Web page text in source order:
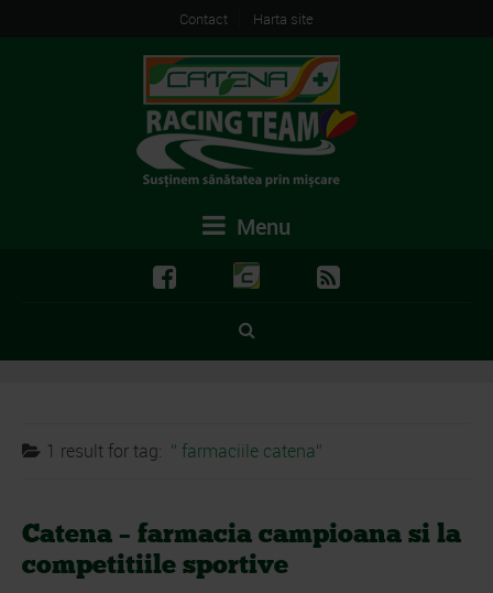
Contact Harta site
Menu
1 result fortag: farmaciile catena
Catena – farmacia campioana si la
competitiile sportive